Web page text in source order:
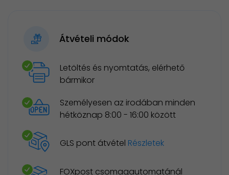
Átvételi módok
Letöltés és nyomtatás, elérhető
bármikor
Személyesen az irodában minden
hétköznap 8:00 - 16:00 között
GLS pont átvétel Részletek
FOXpost csomagautomatánál